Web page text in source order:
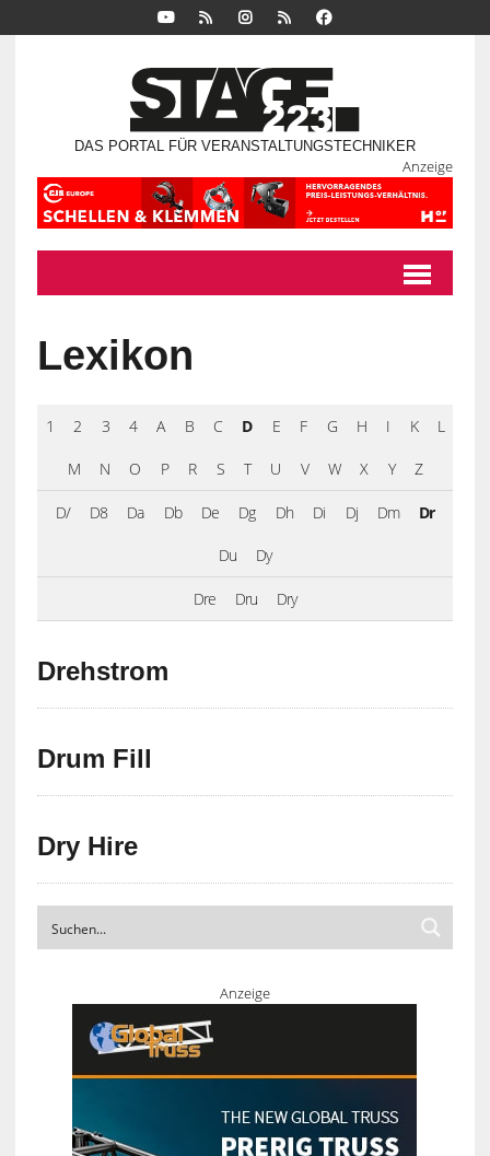
DAS PORTAL FÜR VERANSTALTUNGSTECHNIKER
Anzeige
Lexikon
1 2 3 4 A B C D E F G H I K L
M N O P R S T U V W X Y Z
D/ D8 Da Db De Dg Dh Di Dj Dm Dr
Du Dy
Dre Dru Dry
Drehstrom
Drum Fill
Dry Hire
Anzeige